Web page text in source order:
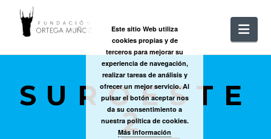
ORTEGA
MUÑOZ
SUROESTE
2
Este sitio Web utiliza
cookies propias y de
terceros para mejorar su
experiencia de navegación,
realizar tareas de análisis y
ofrecer un mejor servicio. Al
pulsar el botón aceptar nos
da su consentimiento a
nuestra política de cookies.
Más información